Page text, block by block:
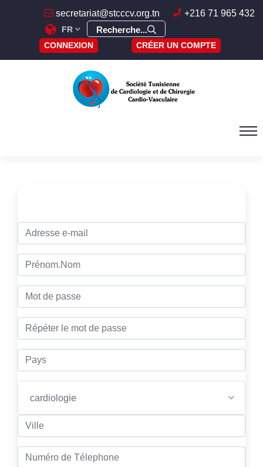
secretariat@stcccv.org.tn +216 71 965 432
FR Recherche...
CONNEXION CRÉER UN COMPTE
cardiologie